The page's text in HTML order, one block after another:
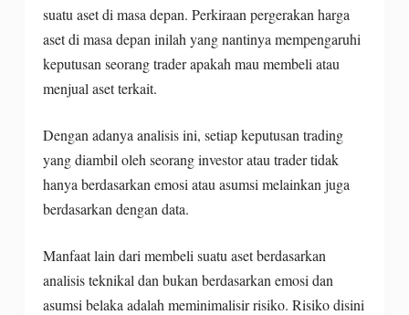
suatu aset di masa depan. Perkiraan pergerakan harga
aset di masa depan inilah yang nantinya mempengaruhi
keputusan seorang trader apakah mau membeli atau
menjual aset terkait.
Dengan adanya analisis ini, setiap keputusan trading
yang diambil oleh seorang investor atau trader tidak
hanya berdasarkan emosi atau asumsi melainkan juga
berdasarkan dengan data.
Manfaat lain dari membeli suatu aset berdasarkan
analisis teknikal dan bukan berdasarkan emosi dan
asumsi belaka adalah meminimalisir risiko. Risiko disini